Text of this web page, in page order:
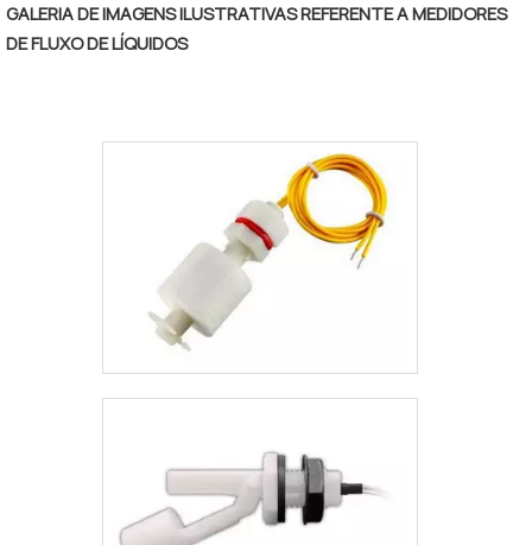
GALERIA DE IMAGENS ILUSTRATIVAS REFERENTE A MEDIDORES
DE FLUXO DE LÍQUIDOS